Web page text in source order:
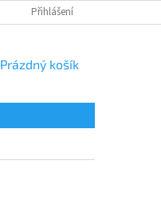
Přihlášení
NÁKUPNÍ
Prázdný košík